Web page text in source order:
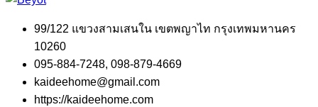
99/122 แขวงสามเสนใน เขตพญาไท กรุงเทพมหานคร
10260
095-884-7248, 098-879-4669
kaideehome@gmail.com
https://kaideehome.com